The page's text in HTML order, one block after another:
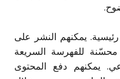
يمكنهم النشر على
مدونة مستضافة من Pendium محسّنة للفهرسة السريعة
يمكنهم دفع المحتوى